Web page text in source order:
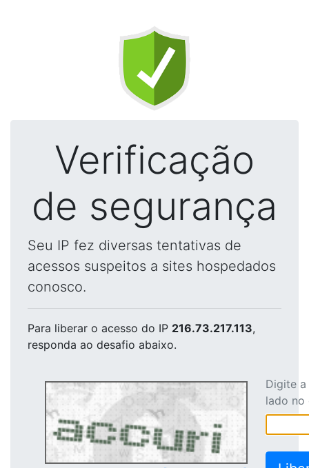
Verificação
de segurança
Seu IP fez diversas tentativas de
acessos suspeitos a sites hospedados
conosco.
Para liberar o acesso do IP 216.73.217.113,
responda ao desafio abaixo.
Digite
lado no